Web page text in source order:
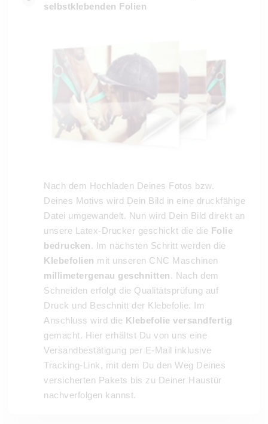
selbstklebenden Folien
Nach dem Hochladen Deines Fotos bzw.
Deines Motivs wird Dein Bild in eine druckfähige
Datei umgewandelt. Nun wird Dein Bild direkt an
unsere Latex-Drucker geschickt die die Folie
bedrucken. Im nächsten Schritt werden die
Klebefolien mit unseren CNC Maschinen
millimetergenau geschnitten. Nach dem
Schneiden erfolgt die Qualitätsprüfung auf
Druck und Beschnitt der Klebefolie. Im
Anschluss wird die Klebefolie versandfertig
gemacht. Hier erhältst Du von uns eine
Versandbestätigung per E-Mail inklusive
Tracking-Link, mit dem Du den Weg Deines
versicherten Pakets bis zu Deiner Haustür
nachverfolgen kannst.